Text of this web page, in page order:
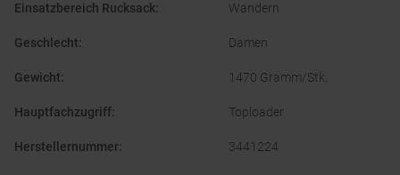
Einsatzbereich Rucksack: Wandern
Geschlecht: Damen
Gewicht: 1470 Gramm/Stk.
Hauptfachzugriff: Toploader
Herstellernummer: 3441224